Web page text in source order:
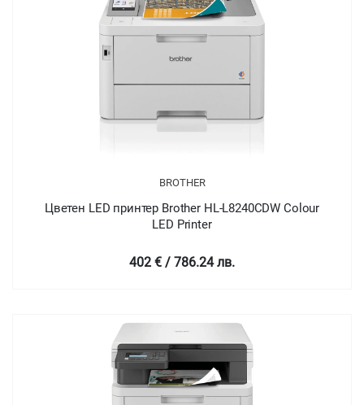
BROTHER
Цветен LED принтер Brother HL-L8240CDW Colour
LED Printer
402 € / 786.24 лв.